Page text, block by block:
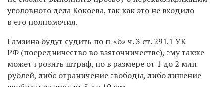
уголовного дела Кокоева, так как это не входило
в его полномочия.
Гамзина будут судить по п. «б» ч. 3 ст. 291.1 УК
РФ (посредничество во взяточничестве), ему также
может грозить штраф, но в размере от 1 до 2 млн
рублей, либо ограничение свободы, либо лишение